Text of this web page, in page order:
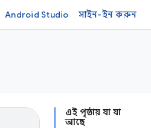
Android Studio সাইন-ইন করুন
এই পৃষ্ঠায় যা যা
আছে